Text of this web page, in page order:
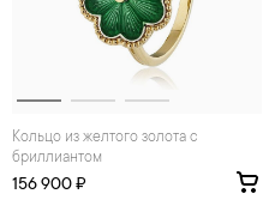
Кольцо из желтого золота с
бриллиантом
156 900 ₽